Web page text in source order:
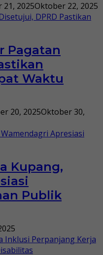
2025Oktober 22, 2025
Pagatan
Waktu
20, 2025Oktober 30,
Kupang,
Publik